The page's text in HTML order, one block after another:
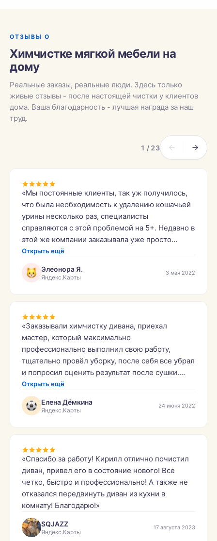
ОТЗЫВЫ О
Химчистке мягкой мебели на
дому
Реальные заказы, реальные люди. Здесь только
живые отзывы - после настоящей чистки у клиентов
дома. Ваша благодарность - лучшая награда за наш
труд.
1 / 23
«Мы постоянные клиенты, так уж получилось,
что была необходимость к удалению кошачьей
урины несколько раз, специалисты
справляются с этой проблемой на 5+. Недавно в
этой же компании заказывала уже просто
химчистку дивана и кресла от загрязнений и
Хорошее качество и цены приемлемые.»
Открыть ещё
Элеонора Я.
Яндекс.Карты
3 мая 2022
«Заказывали химчистку дивана, приехал
мастер, который максимально
профессионально выполнил свою работу,
тщательно провёл уборку, после себя все убрал
и попросил оценить результат после сушки.
Итог просто поразительный, идеально чистый,
ни одного развода. Огромное спасибо,
рекомендую.»
Открыть ещё
Елена Дёмкина
Яндекс.Карты
24 июня 2022
«Спасибо за работу! Кирилл отлично почистил
диван, привел его в состояние нового! Все
четко, быстро и профессионально! А также не
отказался передвинуть диван из кухни в
комнату! Благодарю!»
SQJAZZ
Яндекс.Карты
17 августа 2023